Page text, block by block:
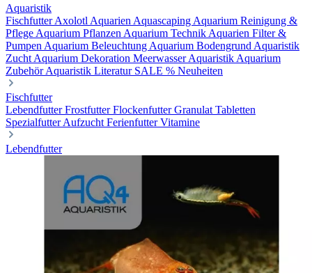
Aquaristik
FischfutterAxolotl Aquarien Aquascaping Aquarium Reinigung &
Pflege Aquarium Pflanzen Aquarium Technik Aquarien Filter &
Pumpen Aquarium Beleuchtung Aquarium Bodengrund Aquaristik
Zucht Aquarium Dekoration Meerwasser Aquaristik Aquarium
ZubehörAquaristik Literatur SALE % Neuheiten
Fischfutter
LebendfutterFrostfutterFlockenfutterGranulat Tabletten
SpezialfutterAufzucht FerienfutterVitamine
Lebendfutter